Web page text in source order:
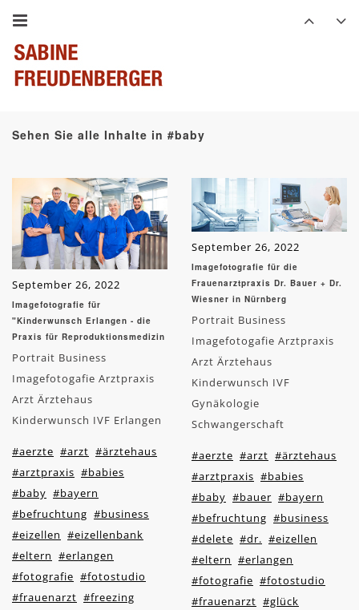
Sehen Sie alle Inhalte in #baby
September 26, 2022
Imagefotografie für
"Kinderwunsch Erlangen - die
Praxis für Reproduktionsmedizin
Portrait Business
Imagefotogafie Arztpraxis
Arzt Ärztehaus
Kinderwunsch IVF Erlangen
#aerzte #arzt #ärztehaus
#arztpraxis #babies
#baby #bayern
#befruchtung #business
#eizellen #eizellenbank
#eltern #erlangen
#fotografie #fotostudio
#frauenarzt #freezing
September 26, 2022
Imagefotografie für die
Frauenarztpraxis Dr. Bauer + Dr.
Wiesner in Nürnberg
Portrait Business
Imagefotogafie Arztpraxis
Arzt Ärztehaus
Kinderwunsch IVF
Gynäkologie
Schwangerschaft
#aerzte #arzt #ärztehaus
#arztpraxis #babies
#baby #bauer #bayern
#befruchtung #business
#delete #dr. #eizellen
#eltern #erlangen
#fotografie #fotostudio
#frauenarzt #glück